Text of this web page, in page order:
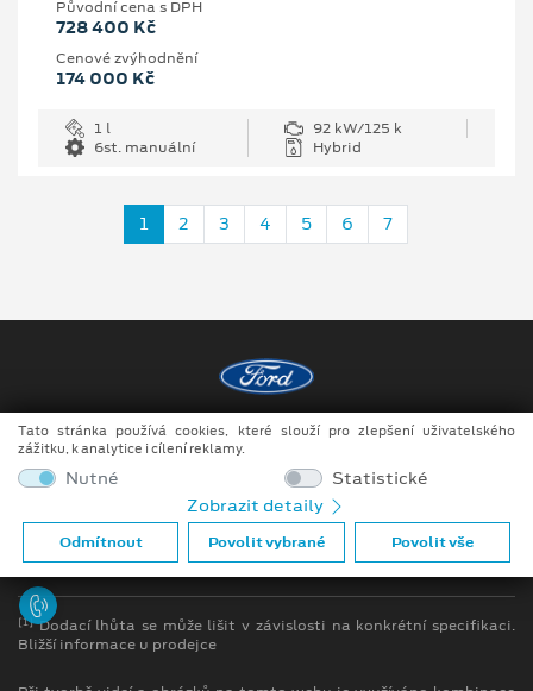
Původní cena s DPH
728 400 Kč
Cenové zvýhodnění
174 000 Kč
1 l
92 kW/125 k
6st. manuální
Hybrid
1 2 3 4 5 6 7
Copyright ©2026 Auto JIPE s.r.o.
Obchodní podmínky
Ochrana osobních údajů
Prohlášení o zpracování údajů konečných zákazníků
[1]Dodací lhůta se může lišit v závislosti na konkrétní specifikaci.
Bližší informace u prodejce
Tato stránka používá cookies, které slouží pro zlepšení uživatelského
zážitku, k analytice i cílení reklamy.
Nutné
Statistické
Zobrazit detaily
Odmítnout Povolit vybrané Povolit vše